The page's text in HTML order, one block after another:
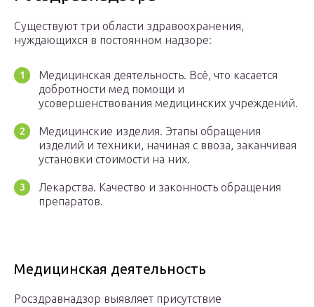
Существуют три области здравоохранения,
нуждающихся в постоянном надзоре:
Медицинская деятельность. Всё, что касается
добротности мед помощи и
усовершенствования медицинских учреждений.
Медицинские изделия. Этапы обращения
изделий и техники, начиная с ввоза, заканчивая
установки стоимости на них.
Лекарства. Качество и законность обращения
препаратов.
Медицинская деятельность
Росздравнадзор выявляет присутствие